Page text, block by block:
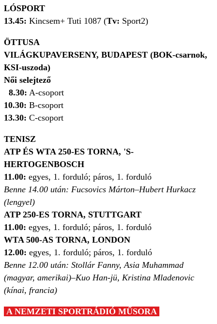
LÓSPORT
13.45: Kincsem+ Tuti 1087 (Tv: Sport2)
ÖTTUSA
VILÁGKUPAVERSENY, BUDAPEST (BOK-csarnok,
KSI-uszoda)
Női selejtező
8.30: A-csoport
10.30: B-csoport
13.30: C-csoport
TENISZ
ATP ÉS WTA 250-ES TORNA, 'S-
HERTOGENBOSCH
11.00: egyes, 1. forduló; páros, 1. forduló
Benne 14.00 után: Fucsovics Márton–Hubert Hurkacz
(lengyel)
ATP 250-ES TORNA, STUTTGART
11.00: egyes, 1. forduló; páros, 1. forduló
WTA 500-AS TORNA, LONDON
12.00: egyes, 1. forduló; páros, 1. forduló
Benne 12.00 után: Stollár Fanny, Asia Muhammad
(magyar, amerikai)–Kuo Han-jü, Kristina Mladenovic
(kínai, francia)
A NEMZETI SPORTRÁDIÓ MŰSORA